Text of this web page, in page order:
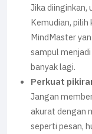
Jika diinginkan,
Kemudian,
MindMaster
sampul
banyak lagi.
Perkuat
Jangan
akurat dengan
seperti pesan,